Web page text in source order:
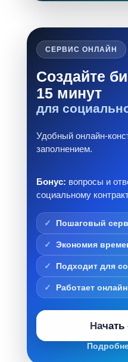
СЕРВИС ОНЛАЙН
Создайте
15 минут
для
Удобный онлайн-
заполнением.
Бонус: вопросы и
социальному
Пошаговый
Экономия
Подходит для
Работает онлайн
Начать